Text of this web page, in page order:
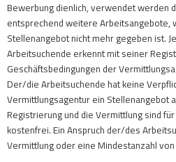
Bewerbung dienlich, verwendet werden
entsprechend weitere Arbeitsangebote,
Stellenangebot nicht mehr gegeben ist.
Arbeitsuchende erkennt mit seiner
Geschäftsbedingungen der
Der/die Arbeitsuchende hat keine
Vermittlungsagentur ein Stellenangebot
Registrierung und die Vermittlung sind
kostenfrei. Ein Anspruch der/des
Vermittlung oder eine Mindestanzahl